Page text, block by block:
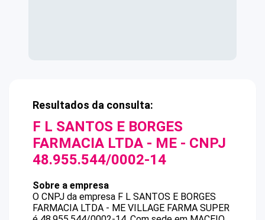
Resultados da consulta:
F L SANTOS E BORGES
FARMACIA LTDA - ME - CNPJ
48.955.544/0002-14
Sobre a empresa
O CNPJ da empresa F L SANTOS E BORGES
FARMACIA LTDA - ME VILLAGE FARMA SUPER